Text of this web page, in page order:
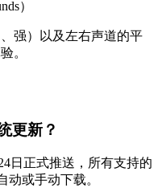
）
强）以及左右声道的平
。
更新？
日正式推送，所有支持的
动或手动下载。